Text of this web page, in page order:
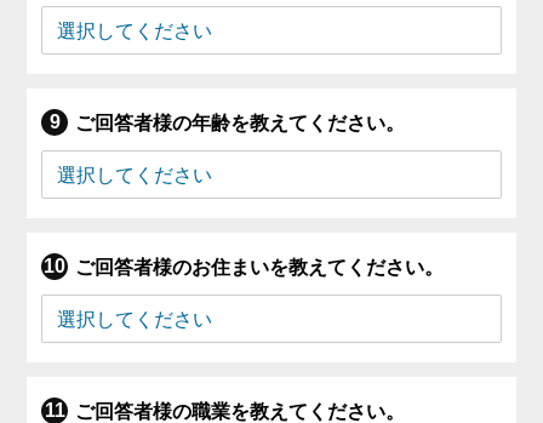
ご回答者様の年齢を教えてください。
ご回答者様のお住まいを教えてください。
ご回答者様の職業を教えてください。